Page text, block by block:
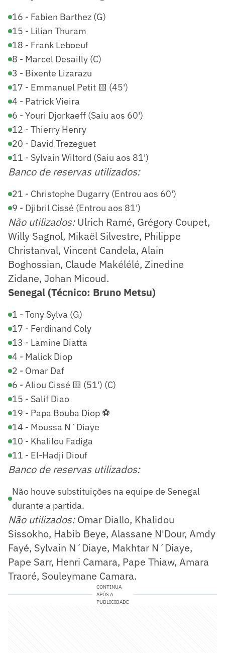
16 - Fabien Barthez (G)
15 - Lilian Thuram
18 - Frank Leboeuf
8 - Marcel Desailly (C)
3 - Bixente Lizarazu
17 - Emmanuel Petit 🟨 (45')
4 - Patrick Vieira
6 - Youri Djorkaeff (Saiu aos 60')
12 - Thierry Henry
20 - David Trezeguet
11 - Sylvain Wiltord (Saiu aos 81')
Banco de reservas utilizados:
21 - Christophe Dugarry (Entrou aos 60')
9 - Djibril Cissé (Entrou aos 81')
Não utilizados:Ulrich Ramé, Grégory Coupet,
Willy Sagnol, Mikaël Silvestre, Philippe
Christanval, Vincent Candela, Alain
Boghossian, Claude Makélélé, Zinedine
Zidane, Johan Micoud.
Senegal (Técnico: Bruno Metsu)
1 - Tony Sylva (G)
17 - Ferdinand Coly
13 - Lamine Diatta
4 - Malick Diop
2 - Omar Daf
6 - Aliou Cissé 🟨 (51') (C)
15 - Salif Diao
19 - Papa Bouba Diop ⚽
14 - Moussa N´Diaye
10 - Khalilou Fadiga
11 - El-Hadji Diouf
Banco de reservas utilizados:
Não houve substituições na equipe de Senegal
durante a partida.
Não utilizados:Omar Diallo, Khalidou
Sissokho, Habib Beye, Alassane N'Dour, Amdy
Fayé, Sylvain N´Diaye, Makhtar N´Diaye,
Pape Sarr, Henri Camara, Pape Thiaw, Amara
Traoré, Souleymane Camara.
CONTINUA
APÓS A
PUBLICIDADE